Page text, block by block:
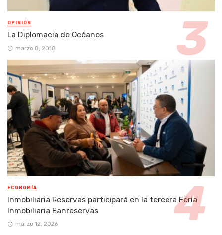
OPINIÓN
La Diplomacia de Océanos
marzo 8, 2018
ECONOMÍA
Inmobiliaria Reservas participará en la tercera Feria
Inmobiliaria Banreservas
marzo 12, 2026